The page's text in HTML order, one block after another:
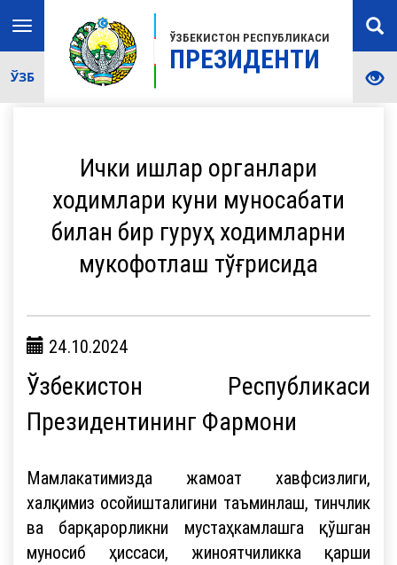
ЎЗБЕКИСТОН РЕСПУБЛИКАСИ
ПРЕЗИДЕНТИ
Toggle
navigation
ЎЗБ
Ички ишлар органлари
ходимлари куни муносабати
билан бир гуруҳ ходимларни
мукофотлаш тўғрисида
24.10.2024
Ўзбекистон Республикаси
Президентининг Фармони
Мамлакатимизда жамоат хавфсизлиги,
халқимиз осойишталигини таъминлаш, тинчлик
ва барқарорликни мустаҳкамлашга қўшган
муносиб ҳиссаси, жиноятчиликка қарши